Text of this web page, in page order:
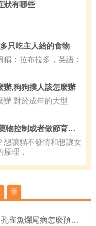
狀有哪些
只吃主人給的食物
：拉布拉多，英語：
辦,狗狗撲人該怎麼辦
辦 對於成年的大型
怎麼讓貓不發情 藥物控制或者做節育手術
想讓貓不發情和想讓女
原理，
章
孔雀魚爛尾病怎麼預防 預防孔雀魚爛尾病的方法